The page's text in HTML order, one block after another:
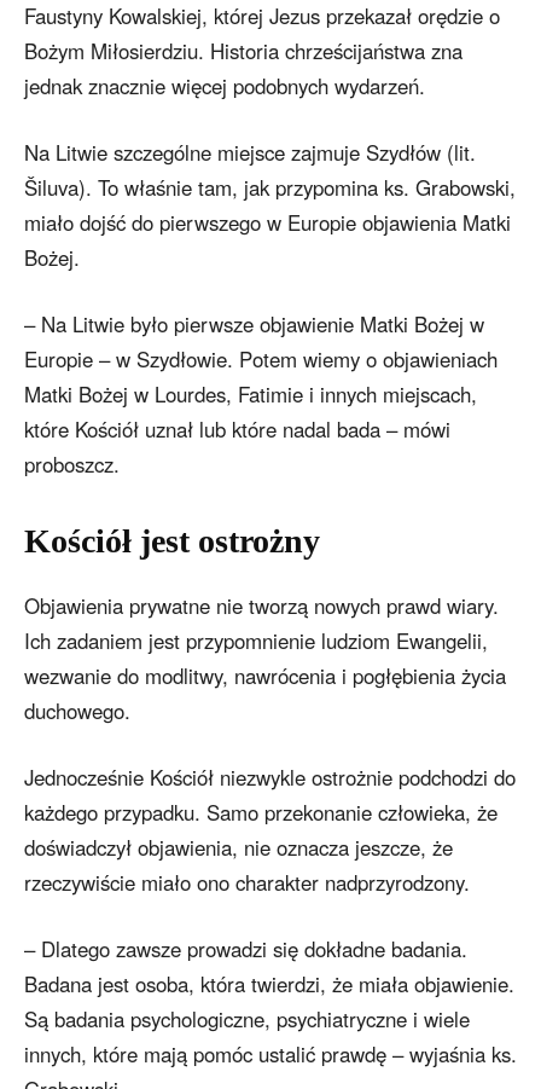
Faustyny Kowalskiej, której Jezus przekazał orędzie o
Bożym Miłosierdziu. Historia chrześcijaństwa zna
jednak znacznie więcej podobnych wydarzeń.
Na Litwie szczególne miejsce zajmuje Szydłów (lit.
Šiluva). To właśnie tam, jak przypomina ks. Grabowski,
miało dojść do pierwszego w Europie objawienia Matki
Bożej.
– Na Litwie było pierwsze objawienie Matki Bożej w
Europie – w Szydłowie. Potem wiemy o objawieniach
Matki Bożej w Lourdes, Fatimie i innych miejscach,
które Kościół uznał lub które nadal bada – mówi
proboszcz.
Kościół jest ostrożny
Objawienia prywatne nie tworzą nowych prawd wiary.
Ich zadaniem jest przypomnienie ludziom Ewangelii,
wezwanie do modlitwy, nawrócenia i pogłębienia życia
duchowego.
Jednocześnie Kościół niezwykle ostrożnie podchodzi do
każdego przypadku. Samo przekonanie człowieka, że
doświadczył objawienia, nie oznacza jeszcze, że
rzeczywiście miało ono charakter nadprzyrodzony.
– Dlatego zawsze prowadzi się dokładne badania.
Badana jest osoba, która twierdzi, że miała objawienie.
Są badania psychologiczne, psychiatryczne i wiele
innych, które mają pomóc ustalić prawdę – wyjaśnia ks.